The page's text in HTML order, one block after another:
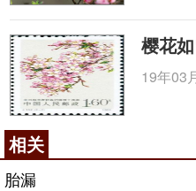
樱花
19年03
相关
胎漏